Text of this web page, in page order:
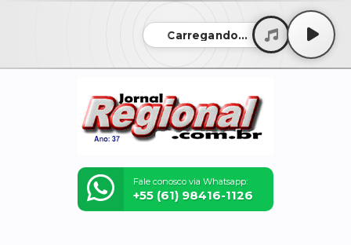
Carregando...
Fale conosco via Whatsapp:
+55 (61) 98416-1126